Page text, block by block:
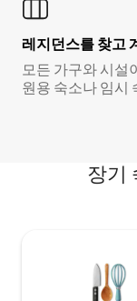
레지던스를 찾고
모든 가구와 시설
원용 숙소나 임시
장기